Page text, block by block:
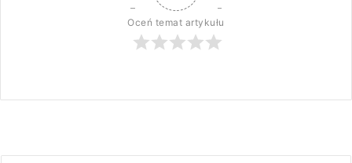
Oceń temat artykułu